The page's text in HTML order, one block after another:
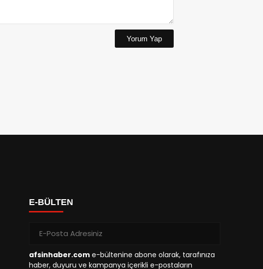
Yorum Yap
E-BÜLTEN
afsinhaber.com e-bültenine abone olarak, tarafınıza
haber, duyuru ve kampanya içerikli e-postaların